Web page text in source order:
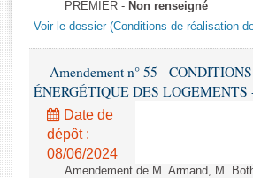
Rapports d'enquête
Rapports législatifs
Rapports sur l'application des lois
Baromètre de l’application des lois
Dossiers législatifs
Budget et sécurité sociale
Questions écrites et orales
PREMIER - Non renseigné
Voir le dossier (Conditions de réalisation
Amendement n° 55 -
ÉNERGÉTIQUE DES LOGEMENTS
Date de
dépôt :
08/06/2024
Amendement de M. Armand, M.